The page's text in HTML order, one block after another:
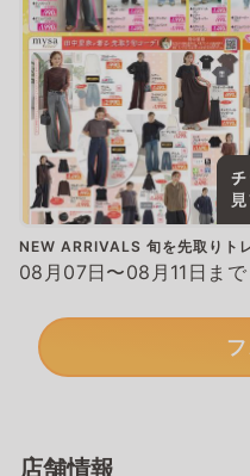
NEW ARRIVALS 旬を先取りト
08月07日〜08月11日まで
店舗情報